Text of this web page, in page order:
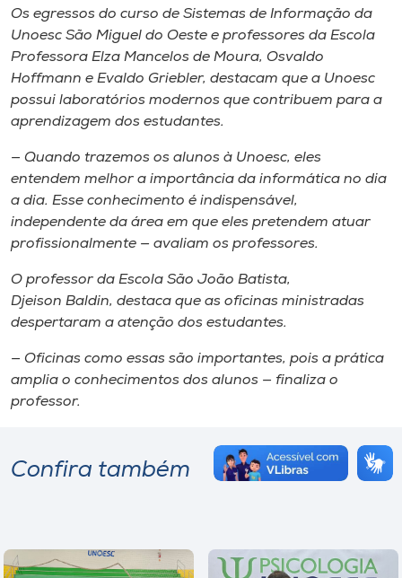
Os egressos do curso de Sistemas de Informação da
Unoesc São Miguel do Oeste e professores da Escola
Professora Elza Mancelos de Moura, Osvaldo
Hoffmann e Evaldo Griebler, destacam que a Unoesc
possui laboratórios modernos que contribuem para a
aprendizagem dos estudantes.
— Quando trazemos os alunos à Unoesc, eles
entendem melhor a importância da informática no dia
a dia. Esse conhecimento é indispensável,
independente da área em que eles pretendem atuar
profissionalmente — avaliam os professores.
O professor da Escola São João Batista,
Djeison Baldin, destaca que as oficinas ministradas
despertaram a atenção dos estudantes.
— Oficinas como essas são importantes, pois a prática
amplia o conhecimentos dos alunos — finaliza o
professor.
Confira também